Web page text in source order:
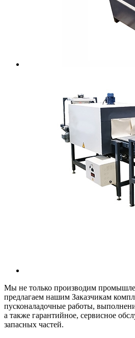
Мы не только производим
предлагаем нашим Заказчикам
пусконаладочные работы,
а также гарантийное, сервисное
запасных частей.